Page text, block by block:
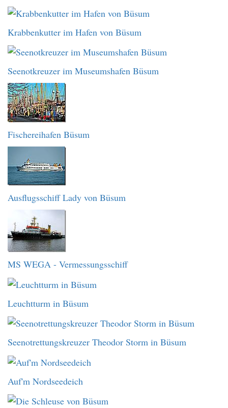
Krabbenkutter im Hafen von Büsum
Seenotkreuzer im Museumshafen Büsum
Fischereihafen Büsum
Ausflugsschiff Lady von Büsum
MS WEGA - Vermessungsschiff
Leuchtturm in Büsum
Seenotrettungskreuzer Theodor Storm in Büsum
Auf'm Nordseedeich